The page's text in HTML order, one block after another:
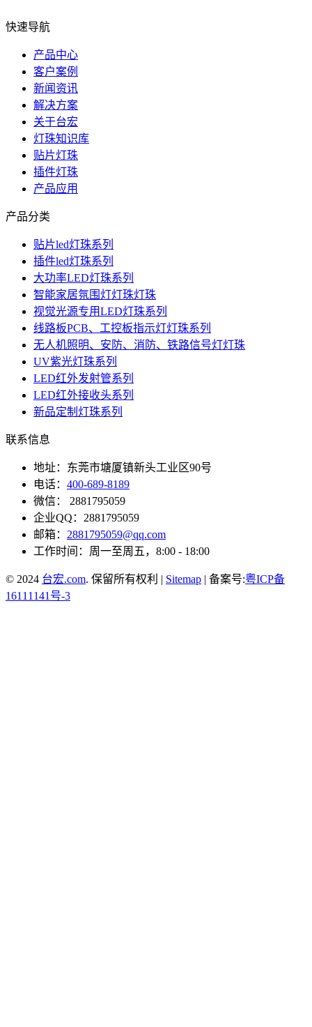
快速导航
产品中心
客户案例
新闻资讯
解决方案
关于台宏
灯珠知识库
贴片灯珠
插件灯珠
产品应用
产品分类
贴片led灯珠系列
插件led灯珠系列
大功率LED灯珠系列
智能家居氛围灯灯珠灯珠
视觉光源专用LED灯珠系列
线路板PCB、工控板指示灯灯珠系列
无人机照明、安防、消防、铁路信号灯灯珠
UV紫光灯珠系列
LED红外发射管系列
LED红外接收头系列
新品定制灯珠系列
联系信息
地址：东莞市塘厦镇新头工业区90号
电话： 400-689-8189
微信： 2881795059
企业QQ：2881795059
邮箱： 2881795059@qq.com
工作时间：周一至周五，8:00 - 18:00
© 2024 台宏.com. 保留所有权利 | Sitemap | 备案号:粤ICP备
16111141号-3